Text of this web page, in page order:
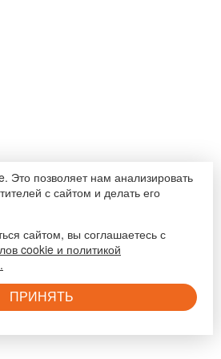
Это позволяет нам анализировать
с сайтом и делать его
сайтом, вы соглашаетесь с
cookie и политикой
ПРИНЯТЬ